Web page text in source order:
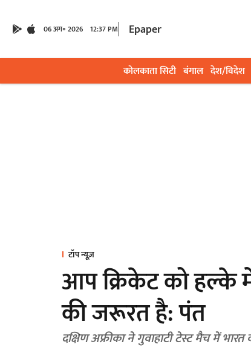
06 अग॰ 2026 12:37 PM Epaper
कोलकाता सिटी बंगाल देश/विदेश
टॉप न्यूज़
आप क्रिकेट को हल्के
की जरूरत है: पंत
दक्षिण अफ्रीका ने गुवाहाटी टेस्ट मैच में